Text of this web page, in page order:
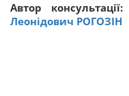
Автор
Леонідович РОГОЗІН